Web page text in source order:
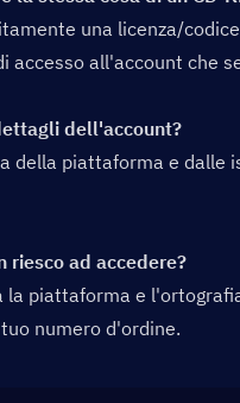
una licenza/
accesso all'account che
dell'account?
della piattaforma e dalle
riesco ad accedere?
piattaforma e
numero d'ordine.